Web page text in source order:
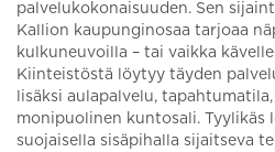
palvelukokonaisuuden. Sen
Kallion kaupunginosaa tarjoaa
kulkuneuvoilla – tai vaikka
Kiinteistöstä löytyy täyden
lisäksi aulapalvelu,
monipuolinen kuntosali. Tyylikäs
suojaisella sisäpihalla sijaitseva